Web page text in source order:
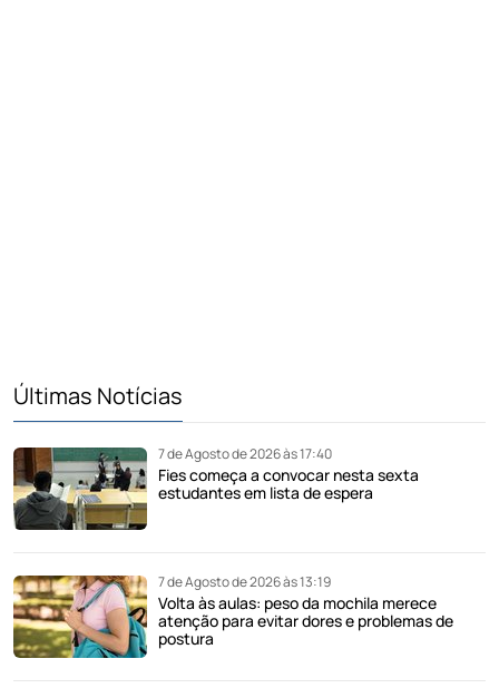
Últimas Notícias
7 de Agosto de 2026 às 17:40
Fies começa a convocar nesta sexta
estudantes em lista de espera
7 de Agosto de 2026 às 13:19
Volta às aulas: peso da mochila merece
atenção para evitar dores e problemas de
postura